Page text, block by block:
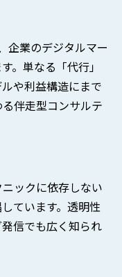
企業のデジタルマー
。単なる「代行」
や利益構造にまで
伴走型コンサルテ
ックに依存しない
ています。透明性
信でも広く知られ